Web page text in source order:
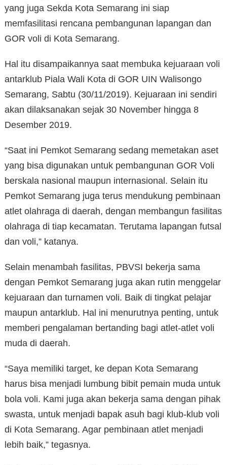
yang juga Sekda Kota Semarang ini siap
memfasilitasi rencana pembangunan lapangan dan
GOR voli di Kota Semarang.
Hal itu disampaikannya saat membuka kejuaraan voli
antarklub Piala Wali Kota di GOR UIN Walisongo
Semarang, Sabtu (30/11/2019). Kejuaraan ini sendiri
akan dilaksanakan sejak 30 November hingga 8
Desember 2019.
“Saat ini Pemkot Semarang sedang memetakan aset
yang bisa digunakan untuk pembangunan GOR Voli
berskala nasional maupun internasional. Selain itu
Pemkot Semarang juga terus mendukung pembinaan
atlet olahraga di daerah, dengan membangun fasilitas
olahraga di tiap kecamatan. Terutama lapangan futsal
dan voli,” katanya.
Selain menambah fasilitas, PBVSI bekerja sama
dengan Pemkot Semarang juga akan rutin menggelar
kejuaraan dan turnamen voli. Baik di tingkat pelajar
maupun antarklub. Hal ini menurutnya penting, untuk
memberi pengalaman bertanding bagi atlet-atlet voli
muda di daerah.
“Saya memiliki target, ke depan Kota Semarang
harus bisa menjadi lumbung bibit pemain muda untuk
bola voli. Kami juga akan bekerja sama dengan pihak
swasta, untuk menjadi bapak asuh bagi klub-klub voli
di Kota Semarang. Agar pembinaan atlet menjadi
lebih baik,” tegasnya.